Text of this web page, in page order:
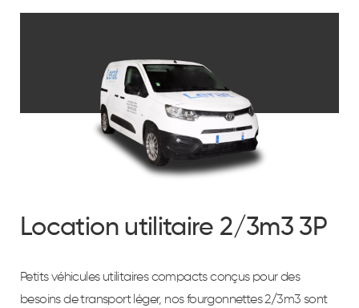
Location utilitaire 2/3m3 3P
Petits véhicules utilitaires compacts conçus pour des
besoins de transport léger, nos fourgonnettes 2/3m3 sont